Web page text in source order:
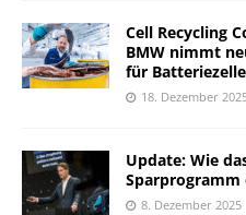
Cell Recycling
BMW nimmt
für
18. Dezember
Update: Wie
Sparprogramm
8. Dezember 2025